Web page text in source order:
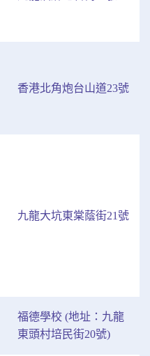
香港北角炮台山道23號
九龍大坑東棠蔭街21號
福德學校 (地址：九龍
東頭村培民街20號)